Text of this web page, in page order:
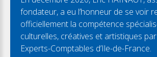
fondateur, a eu l’honneur de se voir
officiellement la compétence
culturelles, créatives et artistiques par
Experts-Comptables d’Ile-de-France.